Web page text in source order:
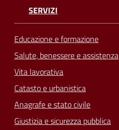
SERVIZI
Educazione e formazione
Salute, benessere e assistenza
Vita lavorativa
Catasto e urbanistica
Anagrafe e stato civile
Giustizia e sicurezza pubblica